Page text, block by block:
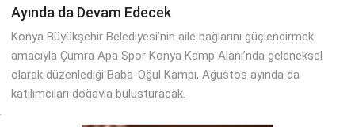
Ayında da Devam Edecek
Konya Büyükşehir Belediyesi’nin aile bağlarını güçlendirmek
amacıyla Çumra Apa Spor Konya Kamp Alanı’nda geleneksel
olarak düzenlediği Baba-Oğul Kampı, Ağustos ayında da
katılımcıları doğayla buluşturacak.